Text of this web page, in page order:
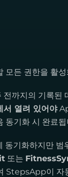
든 권한을 활성
까지의 기록
서 열려 있어야
동기화 시 완료됩
화하지만 범
또는
이 자